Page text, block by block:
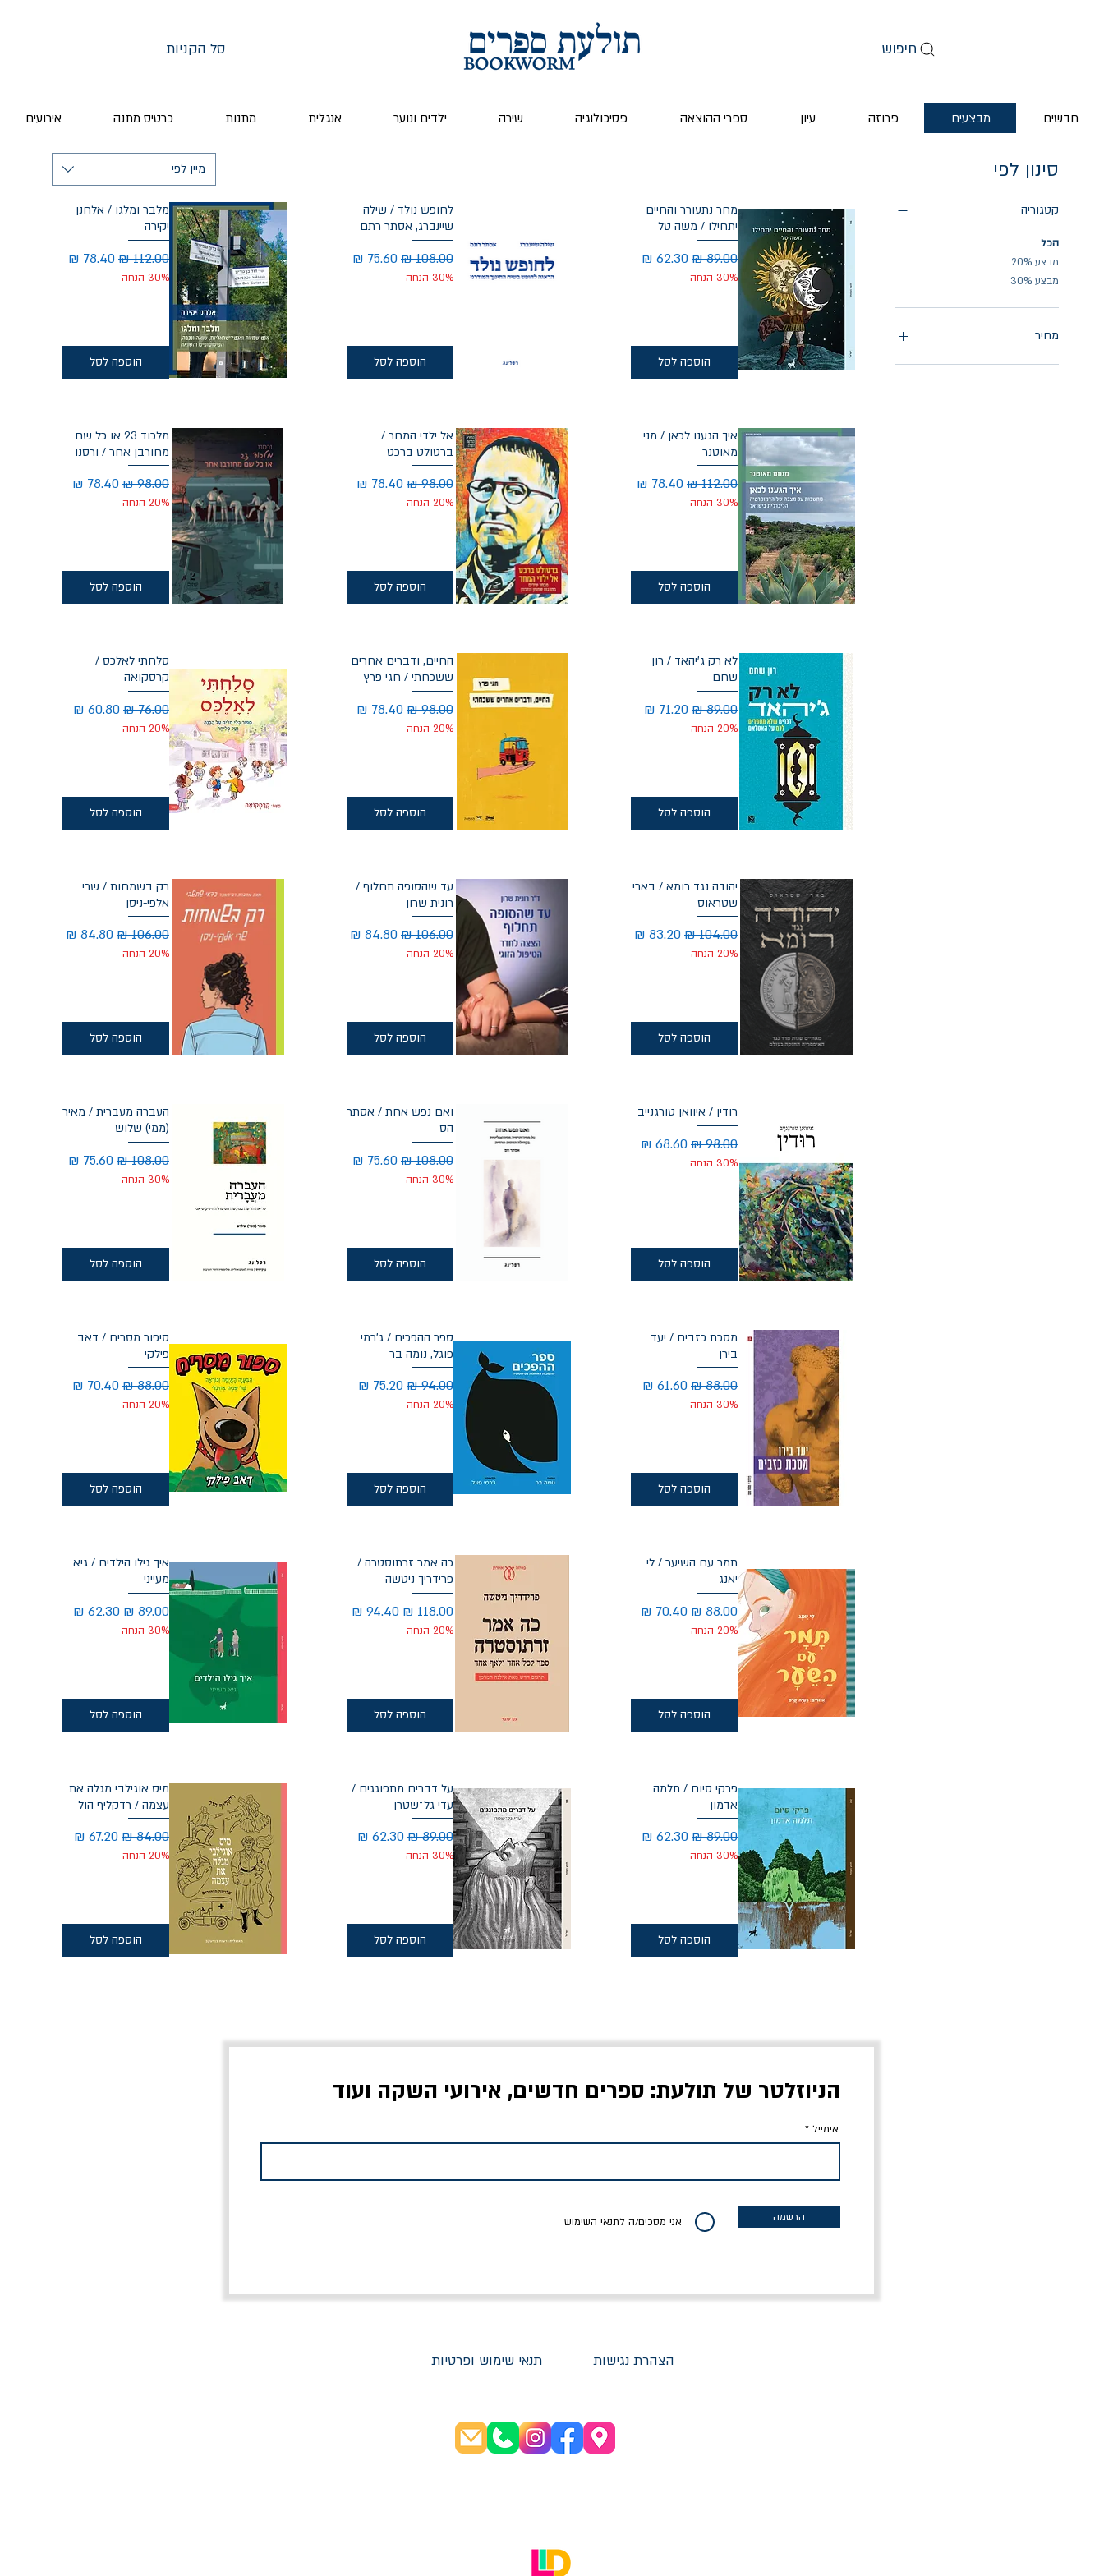
סל הקניות חיפוש
חדשים מבצעים פרוזה עיון ספרי ההוצאה פסיכולוגיה שירה ילדים ונוער אנגלית מתנות כרטיס מתנה אירועים
סינון לפי
קטגוריה
הכל
מבצע 20%
מבצע 30%
מחיר
מיין לפי
מחר נתעורר והחיים
יתחילו / משה טל
מחיר רגילמחיר מבצע
30% הנחה
הוספה לסל
לחופש נולד / שילה
שיינברג, אסתר רתם
מחיר רגיל מחיר מבצע
30% הנחה
הוספה לסל
מלבר ומלגו / אלחנן
יקירה
מחיר רגילמחיר מבצע
30% הנחה
הוספה לסל
איך הגענו לכאן / מני
מאוטנר
מחיר רגילמחיר מבצע
30% הנחה
הוספה לסל
אל ילדי המחר /
ברטולט ברכט
מחיר רגילמחיר מבצע
20% הנחה
הוספה לסל
מלכוד 23 או כל שם
מחורבן אחר / ורסנו
מחיר רגילמחיר מבצע
20% הנחה
הוספה לסל
לא רק ג'יהאד / רון
שחם
מחיר רגילמחיר מבצע
20% הנחה
הוספה לסל
החיים, ודברים אחרים
ששכחתי / חגי פרץ
מחיר רגילמחיר מבצע
20% הנחה
הוספה לסל
סלחתי לאלכס /
קרסקואה
מחיר רגילמחיר מבצע
20% הנחה
הוספה לסל
יהודה נגד רומא / בארי
שטראוס
מחיר רגיל מחיר מבצע
20% הנחה
הוספה לסל
עד שהסופה תחלוף /
רונית שרון
מחיר רגיל מחיר מבצע
20% הנחה
הוספה לסל
רק בשמחות / שרי
אלפי-ניסן
מחיר רגיל מחיר מבצע
20% הנחה
הוספה לסל
רודין / איוואן טורגנייב
מחיר רגילמחיר מבצע
30% הנחה
הוספה לסל
ואם נפש אחת / אסתר
הס
מחיר רגיל מחיר מבצע
30% הנחה
הוספה לסל
העברה מעברית / מאיר
(ממי) שלוש
מחיר רגיל מחיר מבצע
30% הנחה
הוספה לסל
מסכת כזבים / יעד
בירן
מחיר רגילמחיר מבצע
30% הנחה
הוספה לסל
ספר ההפכים / ג'רמי
פוגל, נומה בר
מחיר רגילמחיר מבצע
20% הנחה
הוספה לסל
סיפור מסריח / דאב
פילקי
מחיר רגילמחיר מבצע
20% הנחה
הוספה לסל
תמר עם השיער / לי
יאנג
מחיר רגילמחיר מבצע
20% הנחה
הוספה לסל
כה אמר זרתוסטרה /
פרידריך ניטשה
מחיר רגילמחיר מבצע
20% הנחה
הוספה לסל
איך גילו הילדים / גיא
מעייני
מחיר רגילמחיר מבצע
30% הנחה
הוספה לסל
פרקי סיום / תלמה
אדמון
מחיר רגילמחיר מבצע
30% הנחה
הוספה לסל
על דברים מתפוגגים /
עדי גל־שטרן
מחיר רגילמחיר מבצע
30% הנחה
הוספה לסל
מיס אוגילבי מגלה את
עצמה / רדקליף הול
מחיר רגילמחיר מבצע
20% הנחה
הוספה לסל
הניוזלטר של תולעת: ספרים חדשים, אירועי השקה ועוד
אימייל
אני מסכים/ה לתנאי השימוש הרשמה
תנאי שימוש ופרטיות הצהרת נגישות